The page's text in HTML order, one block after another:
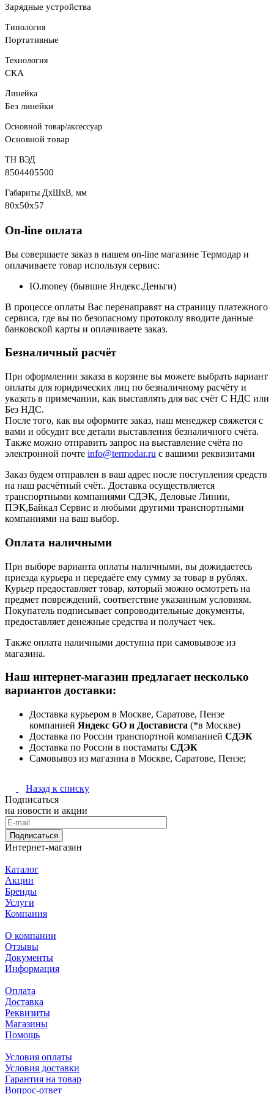
Зарядные устройства
Типология
Портативные
Технология
СКА
Линейка
Без линейки
Основной товар/аксессуар
Основной товар
ТН ВЭД
8504405500
Габариты ДхШхВ, мм
80x50x57
On-line оплата
Вы совершаете заказ в нашем on-line магазине Термодар и
оплачиваете товар используя сервис:
Ю.money (бывшие Яндекс.Деньги)
В процессе оплаты Вас перенаправят на страницу платежного
сервиса, где вы по безопасному протоколу вводите данные
банковской карты и оплачиваете заказ.
Безналичный расчёт
При оформлении заказа в корзине вы можете выбрать вариант
оплаты для юридических лиц по безналичному расчёту и
указать в примечании, как выставлять для вас счёт С НДС или
Без НДС.
После того, как вы оформите заказ, наш менеджер свяжется с
вами и обсудит все детали выставления безналичного счёта.
Также можно отправить запрос на выставление счёта по
электронной почте info@termodar.ru с вашими реквизитами
Заказ будем отправлен в ваш адрес после поступления средств
на наш расчётный счёт.. Доставка осуществляется
транспортными компаниями СДЭК, Деловые Линии,
ПЭК,Байкал Сервис и любыми другими транспортными
компаниями на ваш выбор.
Оплата наличными
При выборе варианта оплаты наличными, вы дожидаетесь
приезда курьера и передаёте ему сумму за товар в рублях.
Курьер предоставляет товар, который можно осмотреть на
предмет повреждений, соответствие указанным условиям.
Покупатель подписывает сопроводительные документы,
предоставляет денежные средства и получает чек.
Также оплата наличными доступна при самовывозе из
магазина.
Наш интернет-магазин предлагает несколько
вариантов доставки:
Доставка курьером в Москве, Саратове, Пензе
компанией Яндекс GO и Достависта (*в Москве)
Доставка по России транспортной компанией СДЭК
Доставка по России в постаматы СДЭК
Самовывоз из магазина в Москве, Саратове, Пензе;
Назад к списку
Подписаться
на новости и акции
Подписаться
Интернет-магазин
Каталог
Акции
Бренды
Услуги
Компания
О компании
Отзывы
Документы
Информация
Оплата
Доставка
Реквизиты
Магазины
Помощь
Условия оплаты
Условия доставки
Гарантия на товар
Вопрос-ответ